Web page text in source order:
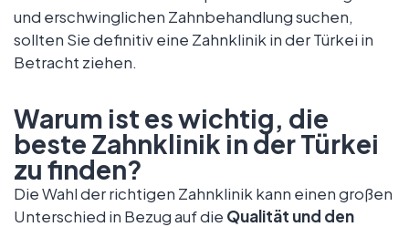
und erschwinglichen Zahnbehandlung suchen,
sollten Sie definitiv eine Zahnklinik in der Türkei in
Betracht ziehen.
Warum ist es wichtig, die
beste Zahnklinik in der Türkei
zu finden?
Die Wahl der richtigen Zahnklinik kann einen großen
Unterschied in Bezug auf die Qualität und den